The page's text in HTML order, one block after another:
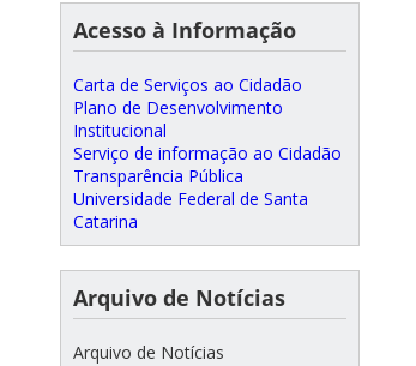
Acesso à Informação
Carta de Serviços ao Cidadão
Plano de Desenvolvimento
Institucional
Serviço de informação ao Cidadão
Transparência Pública
Universidade Federal de Santa
Catarina
Arquivo de Notícias
Arquivo de Notícias